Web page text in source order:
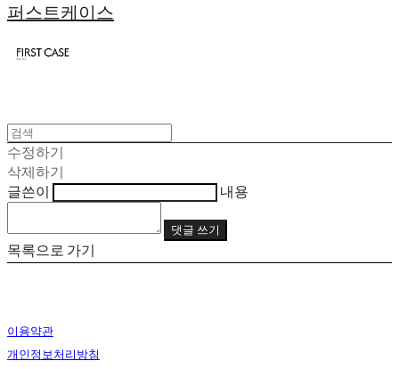
퍼스트케이스
수정하기
삭제하기
글쓴이
내용
댓글 쓰기
목록으로 가기
이용약관
개인정보처리방침